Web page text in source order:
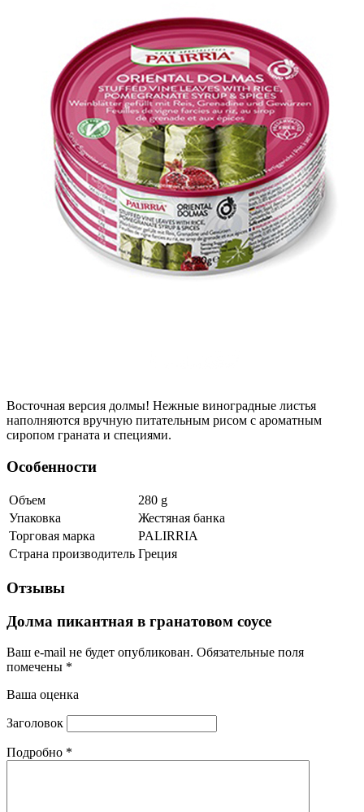
Восточная версия долмы! Нежные виноградные листья
наполняются вручную питательным рисом с ароматным
сиропом граната и специями.
Особенности
Объем 280 g
Упаковка
Жестяная банка
Торговая марка
PALIRRIA
Страна производитель Греция
Отзывы
Долма пикантная в гранатовом соусе
Ваш e-mail не будет опубликован. Обязательные поля
помечены *
Ваша оценка
Заголовок
Подробно *